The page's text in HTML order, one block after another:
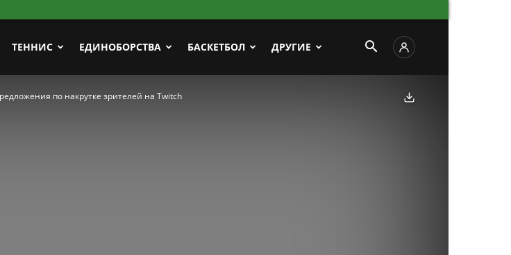
ТЕННИС ЕДИНОБОРСТВА БАСКЕТБОЛ ДРУГИЕ
по накрутке зрителей на Twitch Скачать фото